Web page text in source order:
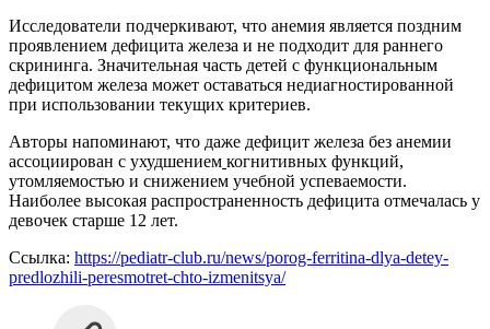
Исследователи подчеркивают, что анемия является поздним
проявлением дефицита железа и не подходит для раннего
скрининга. Значительная часть детей с функциональным
дефицитом железа может оставаться недиагностированной
при использовании текущих критериев.
Авторы напоминают, что даже дефицит железа без анемии
ассоциирован с ухудшением когнитивных функций,
утомляемостью и снижением учебной успеваемости.
Наиболее высокая распространенность дефицита отмечалась у
девочек старше 12 лет.
Ссылка: https://pediatr-club.ru/news/porog-ferritina-dlya-detey-
predlozhili-peresmotret-chto-izmenitsya/